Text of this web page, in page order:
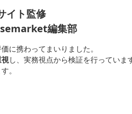
イト監修
編集部
に携わってまいりました。
し、実務視点から検証を行っていま
。